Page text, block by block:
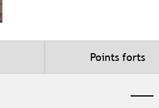
Points forts